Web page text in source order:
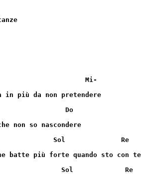
Mi-
in più da non pretendere
Do
non so nascondere
Sol              Re
batte più forte quando sto con te
Sol             Re